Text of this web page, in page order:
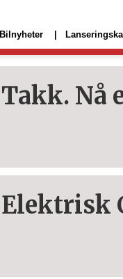
Bilnyheter
Takk. Nå
Elektrisk